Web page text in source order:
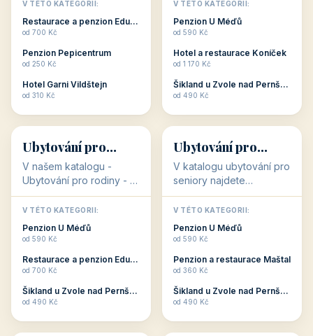
dovolenou přímo
souvisejí. Aktivní
odpočinek jso...
V TÉTO KATEGORII:
Restaurace a penzion Eduard
od 700 Kč
Penzion Pepicentrum
od 250 Kč
Hotel Garni Vildštejn
od 310 Kč
cenově dostupné
ubytování v ČR. Budete
c...
V TÉTO KATEGORII:
Penzion U Méďů
od 590 Kč
Hotel a restaurace Koníček
od 1 170 Kč
Šikland u Zvole nad Pernštejnem
od 490 Kč
👨‍👩‍👧‍👦
👨‍👩‍👧‍👦
34 objektů
Ubytování pro
rodiny
V našem katalogu -
Ubytování pro rodiny -
jsou pro Vás připraveny
objekty, které svojí
polohou či vybaveností,
nabízí klidné ubytování
V TÉTO KATEGORII:
Penzion U Méďů
od 590 Kč
Restaurace a penzion Eduard
od 700 Kč
Šikland u Zvole nad Pernštejnem
od 490 Kč
🧓
🧓
33 objektů
Ubytování pro
seniory
V katalogu ubytování pro
seniory najdete
penziony a hotely, které
jsou přizpůsobeny pro
ubytování klientů vyššího
věku. Některé z nich
V TÉTO KATEGORII:
Penzion U Méďů
od 590 Kč
Penzion a restaurace Maštal
od 360 Kč
Šikland u Zvole nad Pernštejnem
od 490 Kč
💕 🚴